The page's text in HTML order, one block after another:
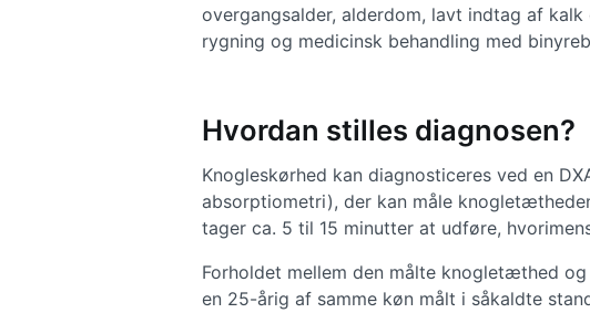
overgangsalder, alderdom, lavt indtag af
rygning og medicinsk behandling med
Hvordan stilles diagnosen?
Knogleskørhed kan diagnosticeres ved en
absorptiometri), der kan måle
tager ca. 5 til 15 minutter at udføre,
Forholdet mellem den målte knogletæthed
en 25-årig af samme køn målt i såkaldte